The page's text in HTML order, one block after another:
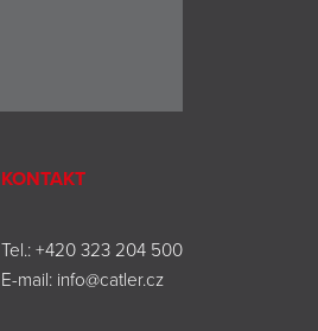
KONTAKT
Tel.:+420 323 204 500
E-mail: info@catler.cz